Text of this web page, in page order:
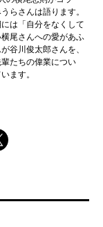
らさんは語ります。
は「自分をなくして
尾さんへの愛があふ
谷川俊太郎さんを、
たちの偉業につい
ます。